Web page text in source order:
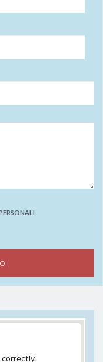
correctly.